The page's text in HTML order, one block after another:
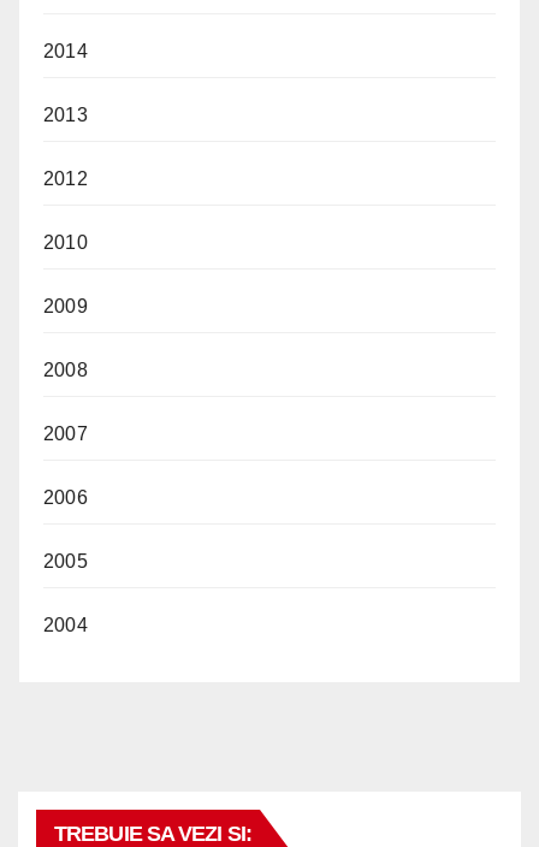
2014
2013
2012
2010
2009
2008
2007
2006
2005
2004
TREBUIE SA VEZI SI: